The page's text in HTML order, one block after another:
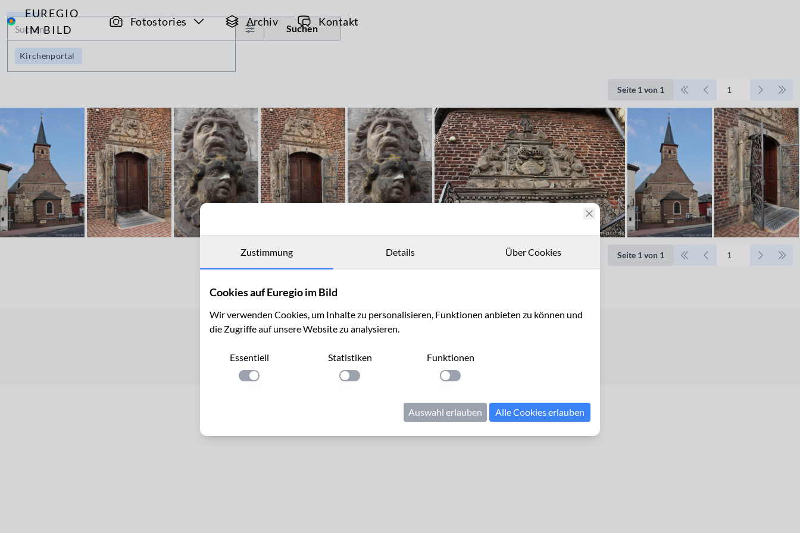
EUREGIO
IM BILD
Fotostories Archiv Kontakt
Archiv
Suchen
Kirchenportal
Seite 1 von 1
Seite 1 von 1
Startseite Cookies verwalten Kontakt
© 2024 Euregio im Bild. Alle Rechte vorbehalten.
Zustimmung Details Über Cookies
Cookies auf Euregio im Bild
Wir verwenden Cookies, um Inhalte zu personalisieren, Funktionen anbieten zu können und
die Zugriffe auf unsere Website zu analysieren.
Essentiell
Einstellung anwenden
Statistiken
Einstellung anwenden
Funktionen
Einstellung anwenden
Auswahl erlauben Alle Cookies erlauben